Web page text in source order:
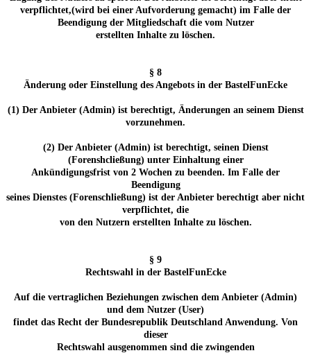
verpflichtet,(wird bei einer Aufvorderung gemacht) im Falle der
Beendigung der Mitgliedschaft die vom Nutzer
erstellten Inhalte zu löschen.
§ 8
Änderung oder Einstellung des Angebots in der BastelFunEcke
(1) Der Anbieter (Admin) ist berechtigt, Änderungen an seinem Dienst
vorzunehmen.
(2) Der Anbieter (Admin) ist berechtigt, seinen Dienst
(Forenshcließung) unter Einhaltung einer
Ankündigungsfrist von 2 Wochen zu beenden. Im Falle der
Beendigung
seines Dienstes (Forenschließung) ist der Anbieter berechtigt aber nicht
verpflichtet, die
von den Nutzern erstellten Inhalte zu löschen.
§ 9
Rechtswahl in der BastelFunEcke
Auf die vertraglichen Beziehungen zwischen dem Anbieter (Admin)
und dem Nutzer (User)
findet das Recht der Bundesrepublik Deutschland Anwendung. Von
dieser
Rechtswahl ausgenommen sind die zwingenden